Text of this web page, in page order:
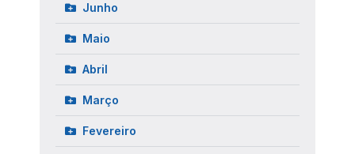
Junho
Maio
Abril
Março
Fevereiro